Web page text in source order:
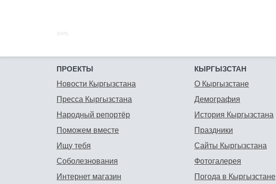
SAPE:
ПРОЕКТЫ
Новости Кыргызстана
Пресса Кыргызстана
Народный репортёр
Поможем вместе
Ищу тебя
Соболезнования
Интернет магазин
КЫРГЫЗСТАН
О Кыргызстане
Демография
История Кыргызстана
Праздники
Сайты Кыргызстана
Фотогалерея
Погода в Кыргызстане